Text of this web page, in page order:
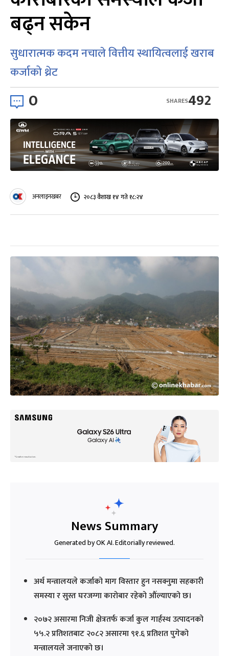
बढ्न सकेन
सुधारात्मक कदम नचाले वित्तीय स्थायित्वलाई खराब
कर्जाको थ्रेट
0 492
SHARES
अनलाइनखबर २०८३ वैशाख १४ गते १८:२४
News Summary
Generated by OK AI. Editorially reviewed.
अर्थ मन्त्रालयले कर्जाको माग विस्तार हुन नसक्नुमा सहकारी
समस्या र सुस्त घरजग्गा कारोबार रहेको औंल्याएको छ।
२०७२ असारमा निजी क्षेत्रतर्फ कर्जा कुल गार्हस्थ उत्पादनको
५५.२ प्रतिशतबाट २०८२ असारमा ९१.६ प्रतिशत पुगेको
मन्त्रालयले जनाएको छ।